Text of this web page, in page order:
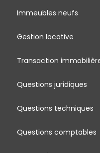
Immeubles neufs
Gestion locative
Transaction
Questions juridiques
Questions techniques
Questions comptables